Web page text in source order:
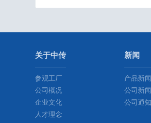
关于中传
参观工厂
公司概况
企业文化
人才理念
新闻
产品新闻
公司新闻
公司通知